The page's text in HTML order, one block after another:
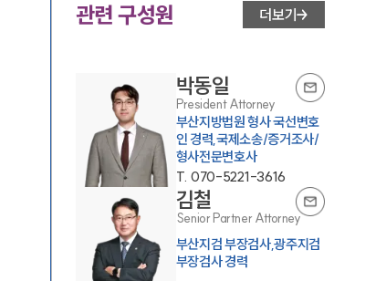
관련 구성원 더보기
박동일
President Attorney
부산지방법원 형사 국선변호
인 경력,국제소송/증거조사/
형사전문변호사
T. 070-5221-3616
김철
Senior Partner Attorney
부산지검 부장검사,광주지검
부장검사 경력